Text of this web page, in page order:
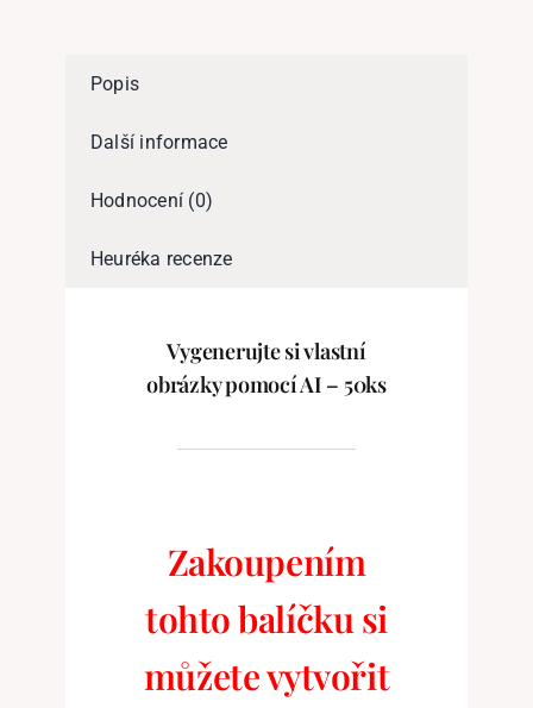
Popis
Další informace
Hodnocení (0)
Heuréka recenze
Vygenerujte si vlastní
obrázky pomocí AI – 50ks
Zakoupením
tohto balíčku si
můžete vytvořit